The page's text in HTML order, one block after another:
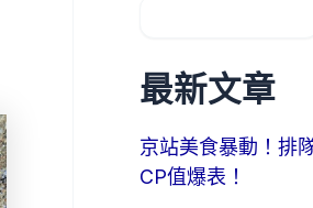
最新文章
京站美食暴動！排
CP值爆表！